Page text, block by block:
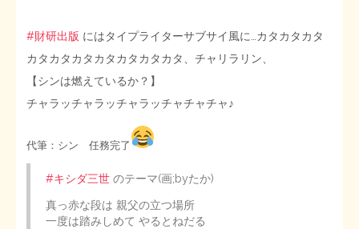
#財研出版 にはタイプライターサブサイ風に…カタカタカタ
カタカタカタカタカタカタカタ、チャリラリン、
【シンは燃えているか？】
チャラッチャラッチャラッチャチャチャ♪
代筆：シン 任務完了
#キシダ三世 のテーマ(画;byたか)
真っ赤な段は 親父の立つ場所
一度は踏みしめて やるとねだる